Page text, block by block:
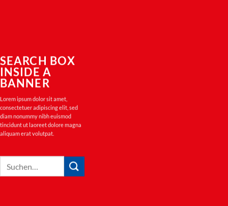
SEARCH BOX
INSIDE A
BANNER
Lorem ipsum dolor sit amet,
consectetuer adipiscing elit, sed
diam nonummy nibh euismod
tincidunt ut laoreet dolore magna
aliquam erat volutpat.